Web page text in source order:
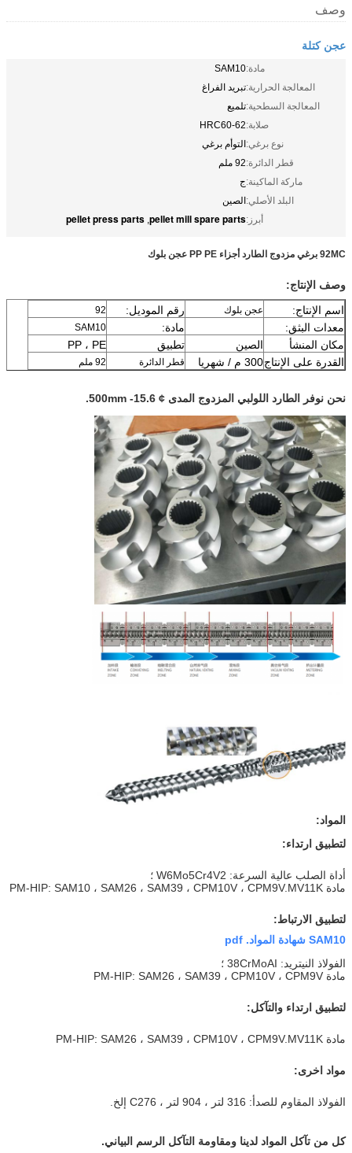
وصف
عجن كتلة
مادة:SAM10
المعالجة الحرارية:تبريد الفراغ
المعالجة السطحية:تلميع
صلابة:HRC60-62
نوع برغي:التوأم برغي
قطر الدائرة:92 ملم
ماركة الماكينة:ج
البلد الأصلي:الصين
أبرز:pellet mill spare parts
,
pellet press parts
92MC برغي مزدوج الطارد أجزاء PP PE عجن بلوك
وصف الإنتاج:
اسم الإنتاج:
عجن بلوك رقم الموديل: 92
معدات البثق: مادة: SAM10
مكان المنشأ الصين تطبيق
PP ، PE
القدرة على الإنتاج300 م / شهريا قطر الدائرة 92 ملم
نحن نوفر الطارد اللولبي المزدوج المدى ¢ 15.6- 500mm.
المواد:
لتطبيق ارتداء:
أداة الصلب عالية السرعة: W6Mo5Cr4V2 ؛
مادة PM-HIP: SAM10 ، SAM26 ، SAM39 ، CPM10V ، CPM9V.MV11K
لتطبيق الارتباط:
SAM10 شهادة المواد. pdf
الفولاذ النيتريد: 38CrMoAI ؛
مادة PM-HIP: SAM26 ، SAM39 ، CPM10V ، CPM9V
لتطبيق ارتداء والتآكل:
مادة PM-HIP: SAM26 ، SAM39 ، CPM10V ، CPM9V.MV11K
مواد اخرى:
الفولاذ المقاوم للصدأ: 316 لتر ، 904 لتر ، C276 إلخ.
كل من تآكل المواد لدينا ومقاومة التآكل الرسم البياني.